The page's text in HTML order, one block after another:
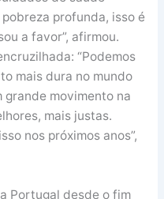
profunda, isso é
a favor”, afirmou.
“Podemos
mais dura no mundo
grande movimento na
mais justas.
nos próximos anos”,
Portugal desde o fim